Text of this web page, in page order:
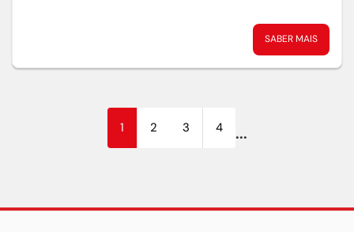
SABER MAIS
1(current)
2 3 ...
4